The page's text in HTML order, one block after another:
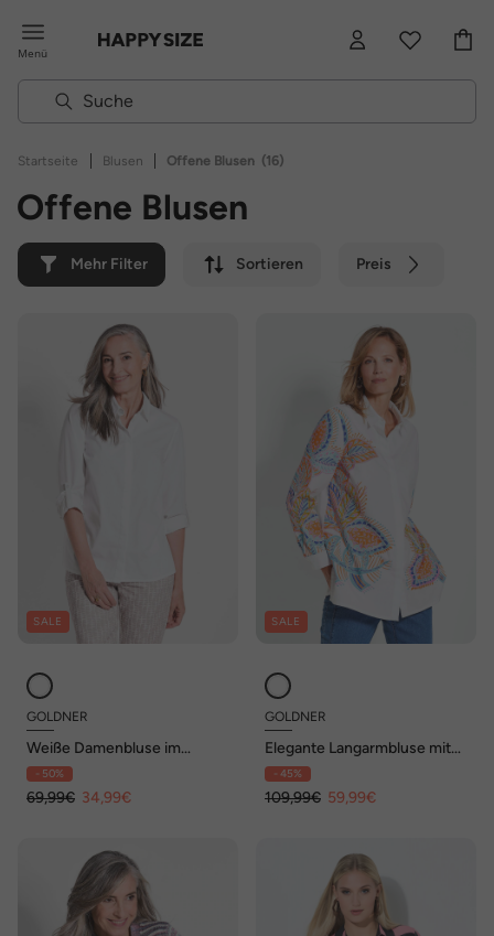
Menü
Startseite | Blusen | Offene Blusen (16)
Offene Blusen
Mehr Filter Sortieren Preis
SALE
GOLDNER
Weiße Damenbluse im
längeren Schnitt
- 50%
69,99€ 34,99€
SALE
GOLDNER
Elegante Langarmbluse mit
Print
- 45%
109,99€ 59,99€